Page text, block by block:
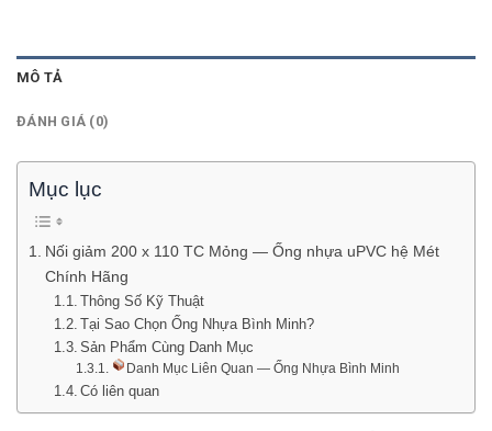
MÔ TẢ
ĐÁNH GIÁ (0)
Mục lục
Nối giảm 200 x 110 TC Mỏng — Ống nhựa uPVC hệ Mét
Chính Hãng
Thông Số Kỹ Thuật
Tại Sao Chọn Ống Nhựa Bình Minh?
Sản Phẩm Cùng Danh Mục
Danh Mục Liên Quan — Ống Nhựa Bình Minh
Có liên quan